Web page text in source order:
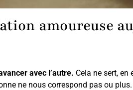
amoureuse
avec l’autre. Cela ne sert, en
ne nous correspond pas ou